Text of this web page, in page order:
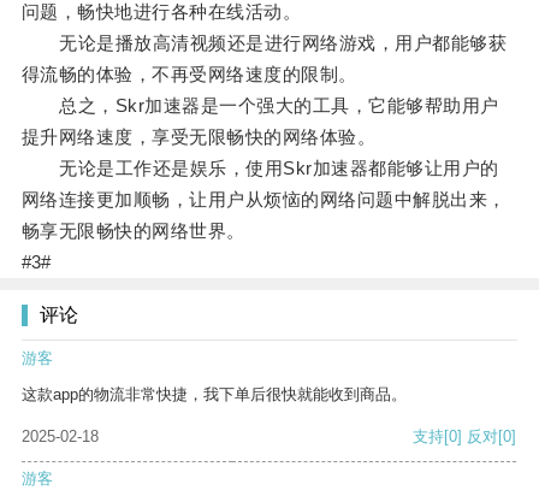
问题，畅快地进行各种在线活动。
无论是播放高清视频还是进行网络游戏，用户都能够获
得流畅的体验，不再受网络速度的限制。
总之，Skr加速器是一个强大的工具，它能够帮助用户
提升网络速度，享受无限畅快的网络体验。
无论是工作还是娱乐，使用Skr加速器都能够让用户的
网络连接更加顺畅，让用户从烦恼的网络问题中解脱出来，
畅享无限畅快的网络世界。
#3#
评论
游客
这款app的物流非常快捷，我下单后很快就能收到商品。
2025-02-18 支持[0] 反对[0]
游客